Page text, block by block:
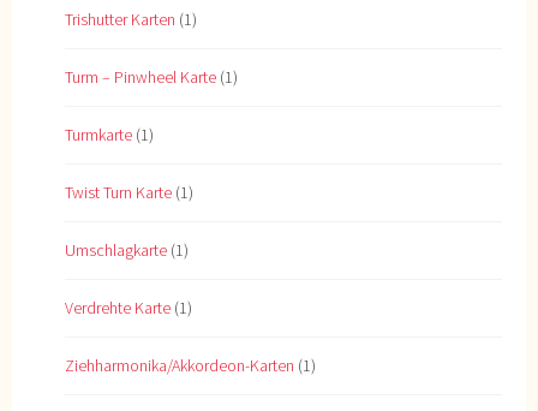
Trishutter Karten (1)
Turm – Pinwheel Karte (1)
Turmkarte (1)
Twist Turn Karte (1)
Umschlagkarte (1)
Verdrehte Karte (1)
Ziehharmonika/Akkordeon-Karten (1)